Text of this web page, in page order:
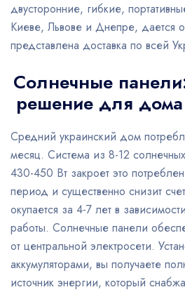
двусторонние, гибкие,
Киеве, Львове и Днепре, дается
представлена доставка по всей
Солнечные
решение для
Средний украинский дом
месяц. Система из 8-12
430-450 Вт закроет это
период и существенно снизит
окупается за 4-7 лет в
работы. Солнечные панели
от центральной электросети.
аккумуляторами, вы получаете
источник энергии, который